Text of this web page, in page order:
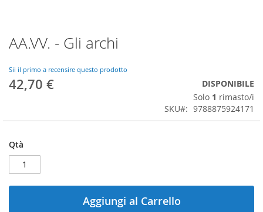
Vai
all'inizio
galleria
di
AA.VV. - Gli archi
Sii il primo a recensire questo prodotto
42,70 €
DISPONIBILE
Solo 1 rimasto/i
SKU
9788875924171
Qtà
Aggiungi al Carrello